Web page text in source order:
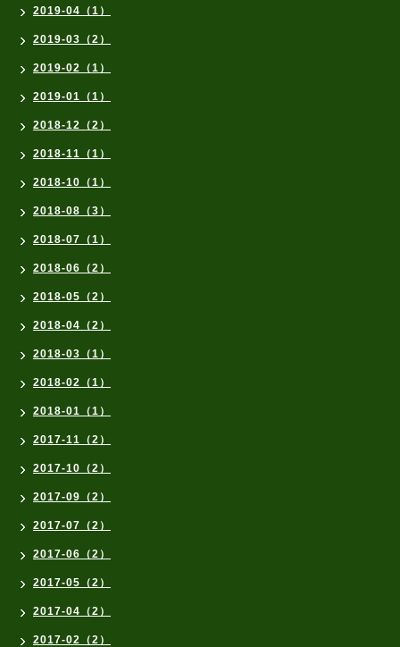
2019-04（1）
2019-03（2）
2019-02（1）
2019-01（1）
2018-12（2）
2018-11（1）
2018-10（1）
2018-08（3）
2018-07（1）
2018-06（2）
2018-05（2）
2018-04（2）
2018-03（1）
2018-02（1）
2018-01（1）
2017-11（2）
2017-10（2）
2017-09（2）
2017-07（2）
2017-06（2）
2017-05（2）
2017-04（2）
2017-02（2）